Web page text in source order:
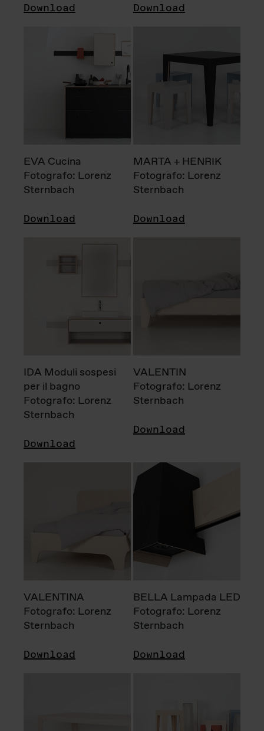
Download Download
EVA Cucina
Fotografo: Lorenz
Sternbach
Download
MARTA + HENRIK
Fotografo: Lorenz
Sternbach
Download
IDA Moduli sospesi
per il bagno
Fotografo: Lorenz
Sternbach
Download
VALENTIN
Fotografo: Lorenz
Sternbach
Download
VALENTINA
Fotografo: Lorenz
Sternbach
Download
BELLA Lampada LED
Fotografo: Lorenz
Sternbach
Download